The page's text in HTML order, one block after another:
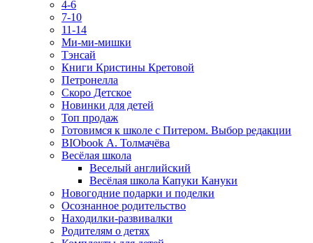
4-6
7-10
11-14
Ми-ми-мишки
Тэнсай
Книги Кристины Кретовой
Петронелла
Скоро Детское
Новинки для детей
Топ продаж
Готовимся к школе с Питером. Выбор редакции
BIObook А. Толмачёва
Весёлая школа
Веселый английский
Весёлая школа Капуки Кануки
Новогодние подарки и поделки
Осознанное родительство
Находилки-развивалки
Родителям о детях